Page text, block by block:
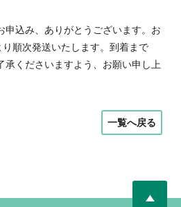
申込み、ありがとうございます。お
順次発送いたします。到着まで
承くださいますよう、お願い申し上
一覧へ戻る